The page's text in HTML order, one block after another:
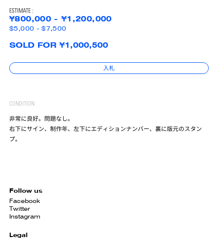
ESTIMATE :
¥800,000 - ¥1,200,000
$5,000 - $7,500
SOLD FOR ¥1,000,500
入札
CONDITION
非常に良好。問題なし。
右下にサイン、制作年、左下にエディションナンバー、裏に版元のスタン
プ。
Follow us
Facebook
Twitter
Instagram
Legal